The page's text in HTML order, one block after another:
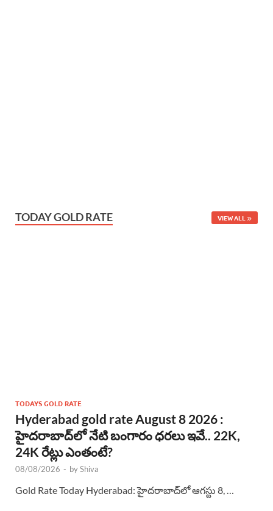
TODAY GOLD RATE VIEW ALL
TODAYS GOLD RATE
Hyderabad gold rate August 8 2026 :
హైదరాబాద్‌లో నేటి బంగారం ధరలు ఇవే.. 22K,
24K రేట్లు ఎంతంటే?
08/08/2026 - byShiva
Gold Rate Today Hyderabad: హైదరాబాద్‌లో ఆగస్టు 8, …